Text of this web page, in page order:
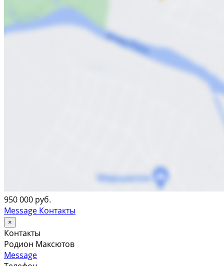
950 000 руб.
Message Контакты
×
Контакты
Родион Максютов
Message